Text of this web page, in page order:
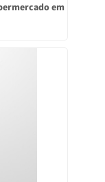
em